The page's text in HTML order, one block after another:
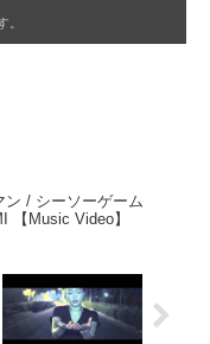
。
ン / シーソーゲーム
【Music Video】